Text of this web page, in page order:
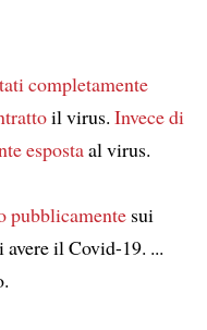
completamente
il virus. Invece di
espostaal virus.
pubblicamentesui
il Covid-19. ...